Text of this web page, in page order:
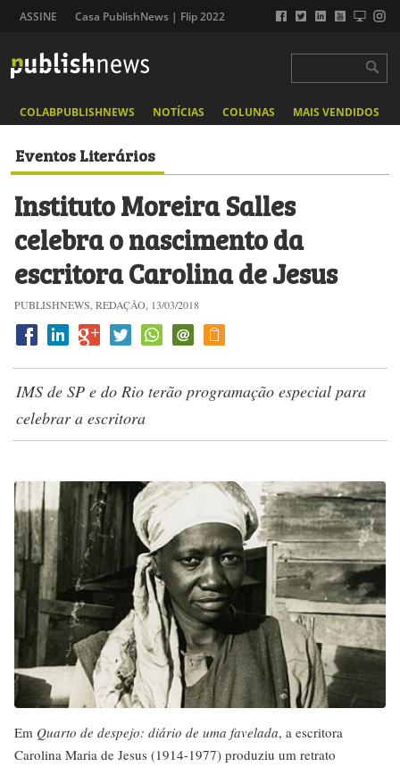
ASSINE Casa PublishNews | Flip 2022
COLABPUBLISHNEWS NOTÍCIAS COLUNAS MAIS VENDIDOS
Eventos Literários
Instituto Moreira Salles
celebra o nascimento da
escritora Carolina de Jesus
PUBLISHNEWS, REDAÇÃO, 13/03/2018
IMS de SP e do Rio terão programação especial para
celebrar a escritora
Em Quarto de despejo: diário de uma favelada, a escritora
Carolina Maria de Jesus (1914-1977) produziu um retrato